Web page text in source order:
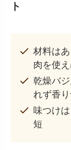
ト
材料は
肉を使
乾燥バ
れず香
味つけ
短